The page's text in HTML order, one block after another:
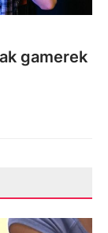
gamerek